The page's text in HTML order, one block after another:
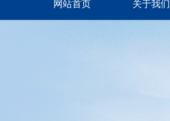
网站首页 关于我们